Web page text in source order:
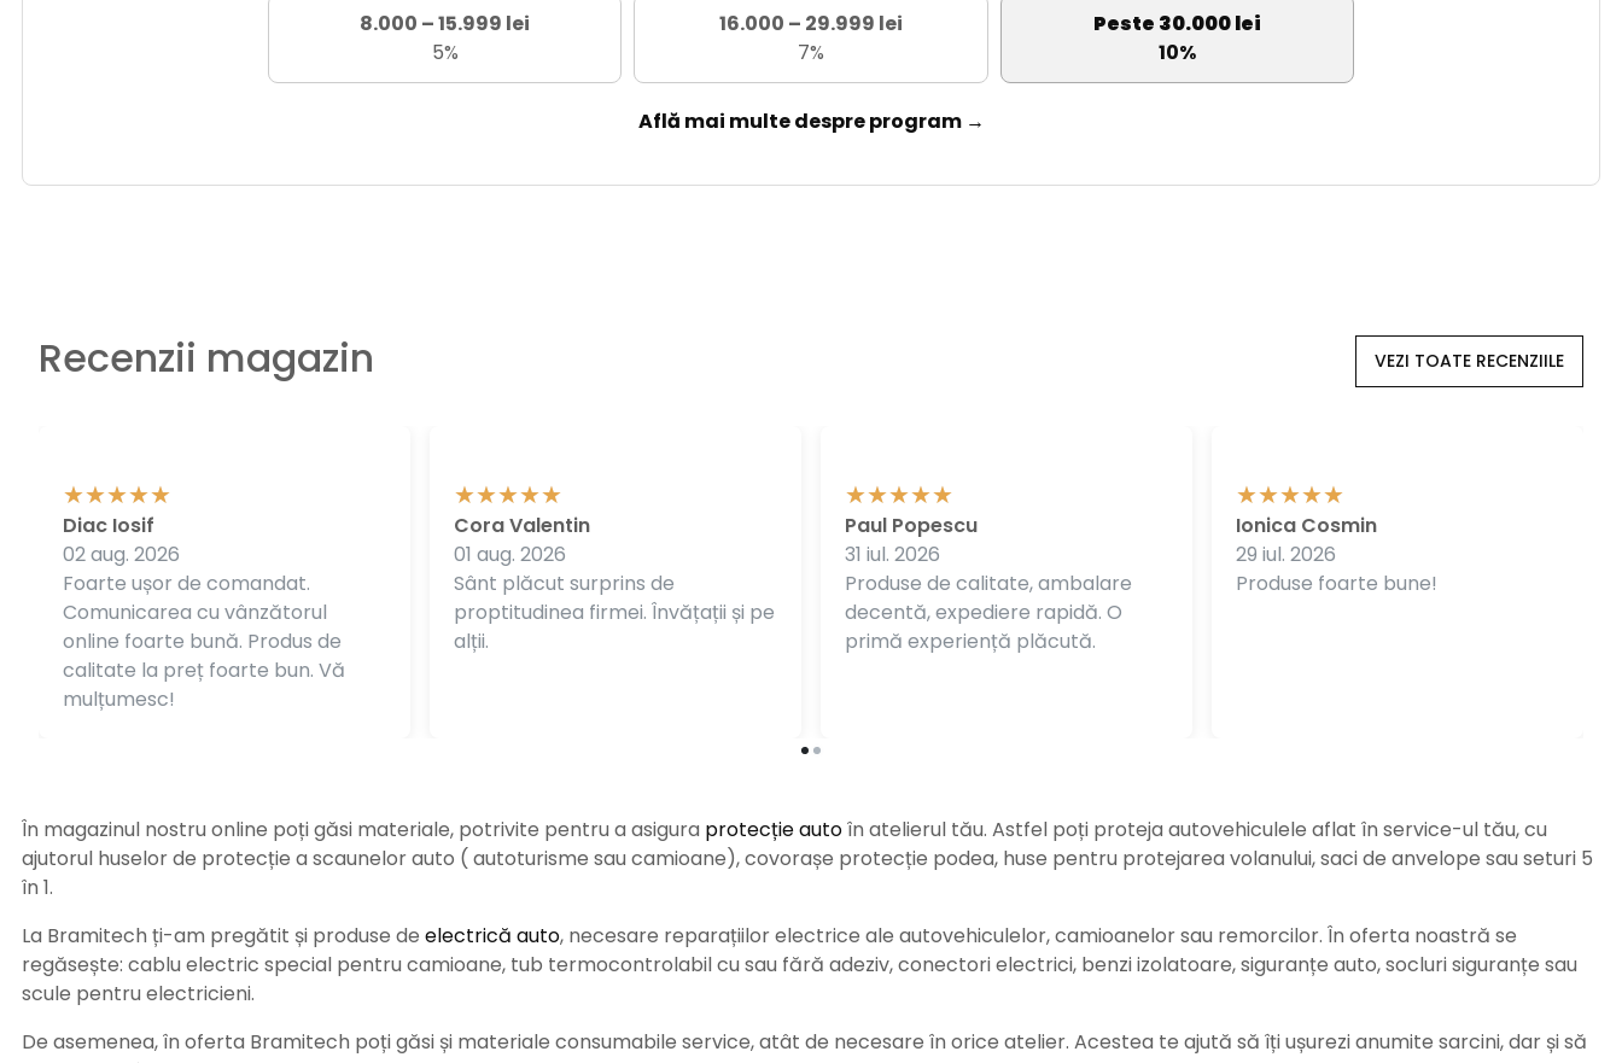
8.000 – 15.999 lei
5%
16.000 – 29.999 lei
7%
Peste 30.000 lei
10%
Află mai multe despre program →
Recenzii magazin VEZI TOATE RECENZIILE
Foarte ușor de comandat.
Comunicarea cu vânzătorul
online foarte bună. Produs de
calitate la preț foarte bun. Vă
mulțumesc!
Diac Iosif
02 aug. 2026
Sânt plăcut surprins de
proptitudinea firmei. Învățații și pe
alții.
Cora Valentin
01 aug. 2026
Produse de calitate, ambalare
decentă, expediere rapidă. O
primă experiență plăcută.
Paul Popescu
31 iul. 2026
Produse foarte bune!
Ionica Cosmin
29 iul. 2026
În magazinul nostru online poți găsi materiale, potrivite pentru a asigura protecție autoîn atelierul tău. Astfel poți proteja autovehiculele aflat în service-ul tău, cu
ajutorul huselor de protecție a scaunelor auto ( autoturisme sau camioane), covorașe protecție podea, huse pentru protejarea volanului, saci de anvelope sau seturi 5
în 1.
La Bramitech ți-am pregătit și produse de electrică auto, necesare reparațiilor electrice ale autovehiculelor, camioanelor sau remorcilor. În oferta noastră se
regăsește: cablu electric special pentru camioane, tub termocontrolabil cu sau fără adeziv, conectori electrici, benzi izolatoare, siguranțe auto, socluri siguranțe sau
scule pentru electricieni.
De asemenea, în oferta Bramitech poți găsi și materiale consumabile service, atât de necesare în orice atelier. Acestea te ajută să îți ușurezi anumite sarcini, dar și să